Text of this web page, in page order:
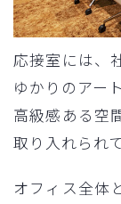
応接室には、
ゆかりのアー
高級感ある空
取り入れられ
オフィス全体